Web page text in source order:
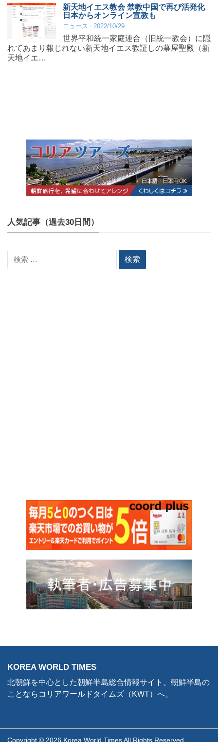
新天地イエス教会 禁教中国で再び活発化
日本からオンライン宣教も
ニュース 2022/10/29
世界平和統一家庭連合（旧統一教会）に隠
れてあまり報じれない新天地イエス教証しの幕屋聖殿（新
天地イエ…
人気記事（過去30日間）
索:
KOREA WORLD TIMES
北朝鮮を中心とした朝鮮半島総合情報サイト。朝鮮半島の
ことならコリアワールドタイムズ（KWT）へ。
Copyright © 2026 Korea World Times All Rights Reserved